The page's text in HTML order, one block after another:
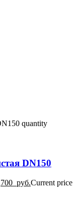
quantity
DN150
руб.Current price